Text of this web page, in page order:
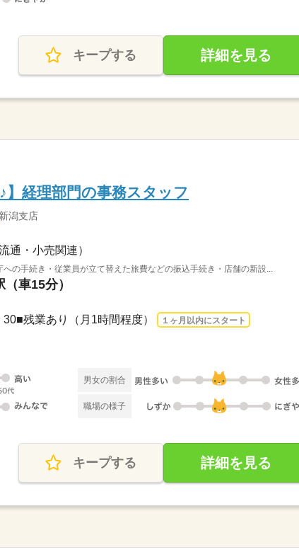
キープする 詳細を見る
】経理部門の事務スタッフ
新潟支店
通・小売関連）
への手続き・従業員が立て替えた旅費などの振込手続き・店舗の新設...
車15分）
残業あり（月1時間程度） １ヶ月以内にスタート
男女の割合
職場の様子
キープする 詳細を見る